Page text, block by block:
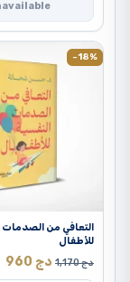
-18%
التعافي من الصدمات
للأطفال
1,170دج 960 دج